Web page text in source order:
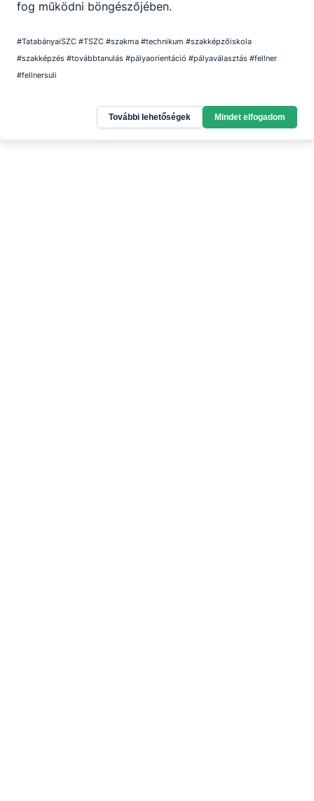
fog működni böngészőjében.
#TatabányaiSZC #TSZC #szakma #technikum #szakképzőiskola
#szakképzés #továbbtanulás #pályaorientáció #pályaválasztás #fellner
#fellnersuli
További lehetőségek Mindet elfogadom